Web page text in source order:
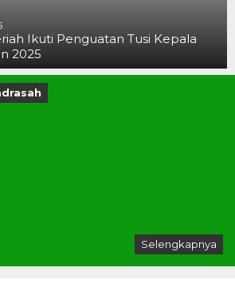
Ikuti Penguatan Tusi Kepala
2025
Selengkapnya